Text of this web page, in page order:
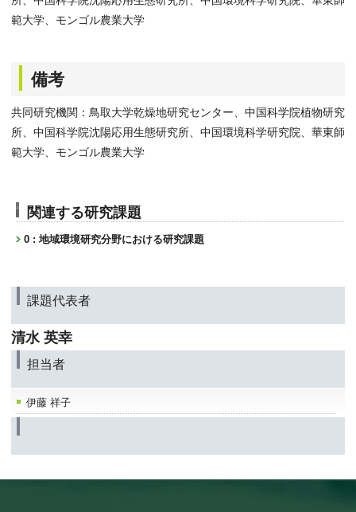
範大学、モンゴル農業大学
備考
共同研究機関：鳥取大学乾燥地研究センター、中国科学院植物研究
所、中国科学院沈陽応用生態研究所、中国環境科学研究院、華東師
範大学、モンゴル農業大学
関連する研究課題
0 : 地域環境研究分野における研究課題
課題代表者
清水 英幸
担当者
伊藤 祥子